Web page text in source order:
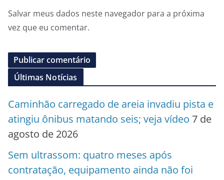
Salvar meus dados neste navegador para a próxima
vez que eu comentar.
Últimas Notícias
Caminhão carregado de areia invadiu pista e
atingiu ônibus matando seis; veja vídeo 7 de
agosto de 2026
Sem ultrassom: quatro meses após
contratação, equipamento ainda não foi